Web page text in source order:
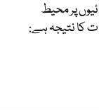
پر محیط
کا نتیجہ ہے: